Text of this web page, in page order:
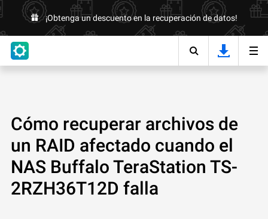
¡Obtenga un descuento en la recuperación de datos!
Cómo recuperar archivos de
un RAID afectado cuando el
NAS Buffalo TeraStation TS-
2RZH36T12D falla